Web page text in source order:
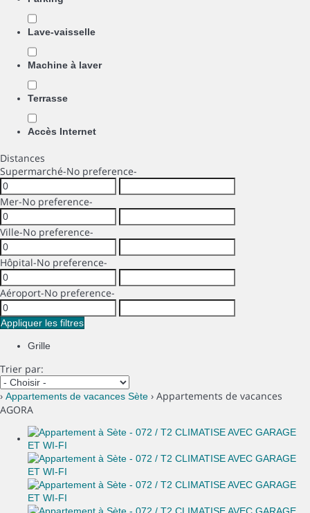
Lave-vaisselle
Machine à laver
Terrasse
Accès Internet
Distances
Supermarché-No preference-
Mer-No preference-
Ville-No preference-
Hôpital-No preference-
Aéroport-No preference-
Appliquer les filtres
Grille
Trier par:
› Appartements de vacances Sète › Appartements de vacances
AGORA